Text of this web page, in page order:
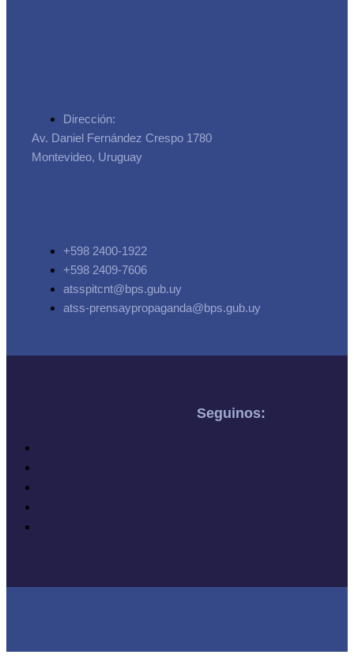
Dirección:
Av. Daniel Fernández Crespo 1780
Montevideo, Uruguay
+598 2400-1922
+598 2409-7606
atsspitcnt@bps.gub.uy
atss-prensaypropaganda@bps.gub.uy
Seguinos: